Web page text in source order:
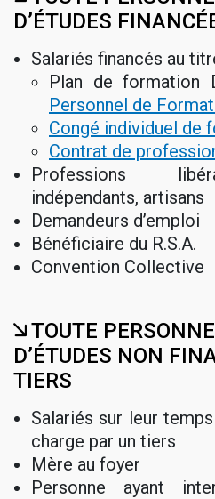
D’ÉTUDES
Salariés financés au
Plan de formation
Personnel de
Congé individuel de
Contrat de
Professions
indépendants, artisans
Demandeurs d’emploi
Bénéficiaire du R.S.A.
Convention Collective
TOUTE
D’ÉTUDES NON
TIERS
Salariés sur leur
charge par un tiers
Mère au foyer
Personne ayant